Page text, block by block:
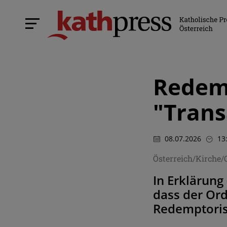
08.07.2026
Österreich/Kirche/
In
dass der